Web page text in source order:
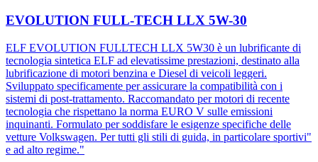
EVOLUTION FULL-TECH LLX 5W-30
ELF EVOLUTION FULLTECH LLX 5W30 è un lubrificante di
tecnologia sintetica ELF ad elevatissime prestazioni, destinato alla
lubrificazione di motori benzina e Diesel di veicoli leggeri.
Sviluppato specificamente per assicurare la compatibilità con i
sistemi di post-trattamento. Raccomandato per motori di recente
tecnologia che rispettano la norma EURO V sulle emissioni
inquinanti. Formulato per soddisfare le esigenze specifiche delle
vetture Volkswagen. Per tutti gli stili di guida, in particolare sportivi"
e ad alto regime."